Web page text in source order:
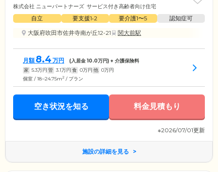
株式会社 ニューパートナーズ サービス付き高齢者向け住宅
自立 要支援1•2 要介護1〜5
認知症可
大阪府吹田市佐井寺南が丘12-21
関大前駅
月額 8.4 万円 (入居金10.0万円) + 介護保険料
家 5.3万円 管 3.1万円 食 0万円 他 0万円
個室 / 18~24.75m2 / プラン
空き状況を知る 料金見積もり
※2026/07/01更新
施設の詳細を見る